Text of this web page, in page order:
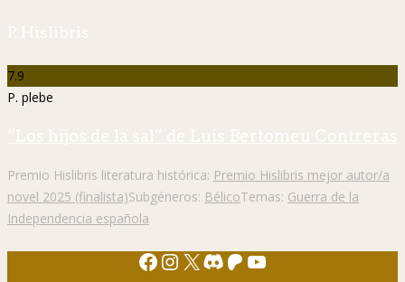
P. Hislibris
7.9
P. plebe
“Los hijos de la sal” de Luis Bertomeu Contreras
Premio Hislibris literatura histórica: Premio Hislibris mejor autor/a
novel 2025 (finalista)Subgéneros: BélicoTemas: Guerra de la
Independencia española
Facebook
Instagram
X Discord
Patreon
YouTube